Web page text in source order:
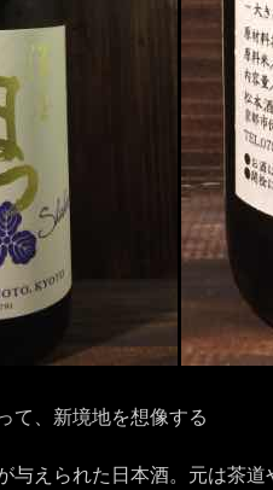
て、新境地を想像する
与えられた日本酒。元は茶